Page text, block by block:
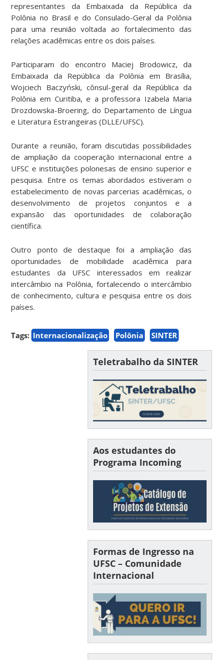
representantes da Embaixada da República da
Polônia no Brasil e do Consulado-Geral da Polônia
para uma reunião voltada ao fortalecimento das
relações acadêmicas entre os dois países.
Participaram do encontro Maciej Brodowicz, da
Embaixada da República da Polônia em Brasília,
Wojciech Baczyński, cônsul-geral da República da
Polônia em Curitiba, e a professora Izabela Maria
Drozdowska-Broering, do Departamento de Língua
e Literatura Estrangeiras (DLLE/UFSC).
Durante a reunião, foram discutidas possibilidades
de ampliação da cooperação internacional entre a
UFSC e instituições polonesas de ensino superior e
pesquisa. Entre os temas abordados estiveram o
estabelecimento de novas parcerias acadêmicas, o
desenvolvimento de projetos conjuntos e a
expansão das oportunidades de colaboração
científica.
Outro ponto de destaque foi a ampliação das
oportunidades de mobilidade acadêmica para
estudantes da UFSC interessados em realizar
intercâmbio na Polônia, fortalecendo o intercâmbio
de conhecimento, cultura e pesquisa entre os dois
países.
Tags: Internacionalização Polônia SINTER
Teletrabalho da SINTER
Aos estudantes do
Programa Incoming
Formas de Ingresso na
UFSC – Comunidade
Internacional